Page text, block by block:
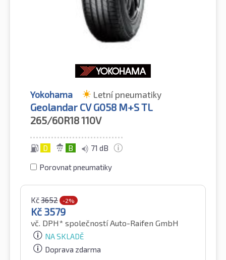
Yokohama Letní pneumatiky
Geolandar CV G058 M+S TL
265/60R18110V
D B 71 dB
Porovnat pneumatiky
Kč3652 -2%
Kč 3579
vč. DPH* společností Auto-Raifen GmbH
NA SKLADĚ
Doprava zdarma